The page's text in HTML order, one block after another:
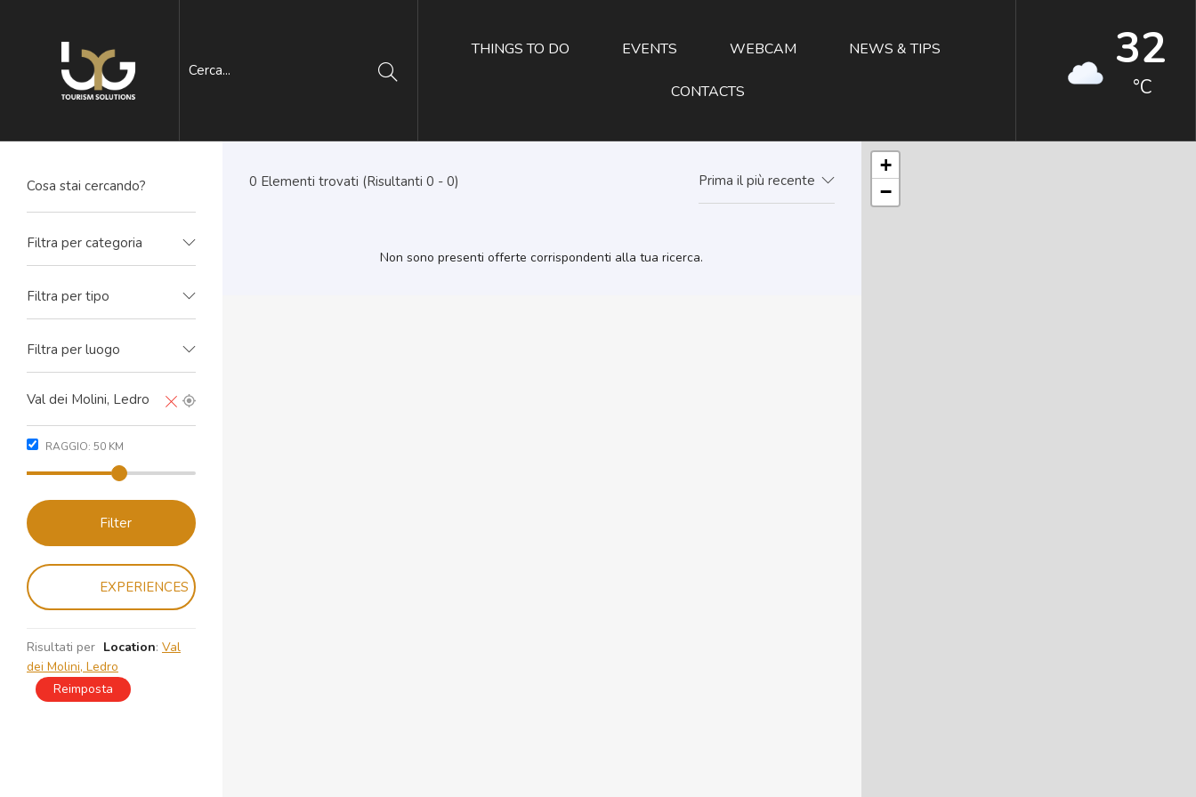
THINGS TO DO EVENTS WEBCAM NEWS & TIPS
CONTACTS
32
°C
Filtra per categoria
Filtra per tipo
Filtra per luogo
RAGGIO: 50 KM
Filter
EXPERIENCES
Risultati per Location: Val
dei Molini, Ledro
Reimposta
0 Elementi trovati (Risultanti 0 - 0) Prima il più recente
Non sono presenti offerte corrispondenti alla tua ricerca.
+
−